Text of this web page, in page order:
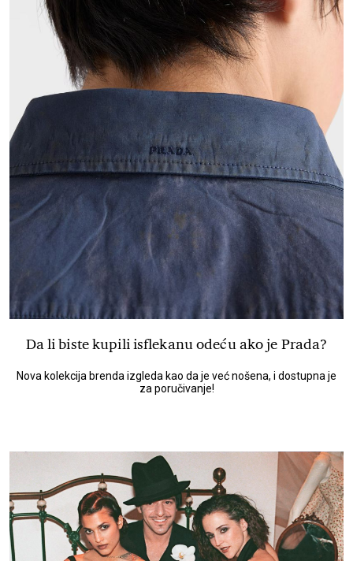
Da li biste kupili isflekanu odeću ako je Prada?
Nova kolekcija brenda izgleda kao da je već nošena, i dostupna je
za poručivanje!